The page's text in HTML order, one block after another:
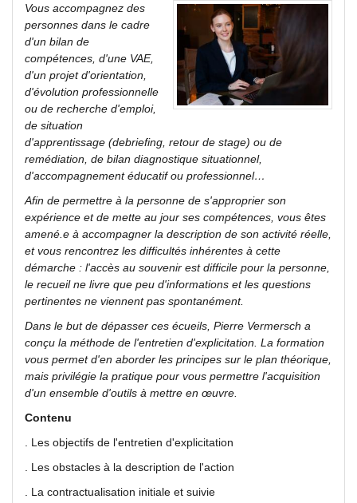
Vous accompagnez des
personnes dans le cadre
d'un bilan de
compétences, d'une VAE,
d'un projet d'orientation,
d'évolution professionnelle
ou de recherche d'emploi,
de situation
d'apprentissage (debriefing, retour de stage) ou de
remédiation, de bilan diagnostique situationnel,
d'accompagnement éducatif ou professionnel…
Afin de permettre à la personne de s'approprier son
expérience et de mette au jour ses compétences, vous êtes
amené.e à accompagner la description de son activité réelle,
et vous rencontrez les difficultés inhérentes à cette
démarche : l'accès au souvenir est difficile pour la personne,
le recueil ne livre que peu d'informations et les questions
pertinentes ne viennent pas spontanément.
Dans le but de dépasser ces écueils, Pierre Vermersch a
conçu la méthode de l'entretien d'explicitation. La formation
vous permet d'en aborder les principes sur le plan théorique,
mais privilégie la pratique pour vous permettre l'acquisition
d'un ensemble d'outils à mettre en œuvre.
Contenu
. Les objectifs de l'entretien d'explicitation
. Les obstacles à la description de l'action
. La contractualisation initiale et suivie